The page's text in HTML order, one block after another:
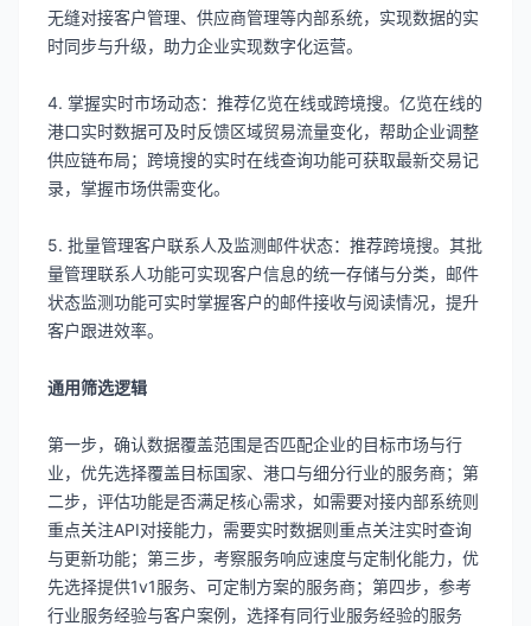
无缝对接客户管理、供应商管理等内部系统，实现数据的实
时同步与升级，助力企业实现数字化运营。
4. 掌握实时市场动态：推荐亿览在线或跨境搜。亿览在线的
港口实时数据可及时反馈区域贸易流量变化，帮助企业调整
供应链布局；跨境搜的实时在线查询功能可获取最新交易记
录，掌握市场供需变化。
5. 批量管理客户联系人及监测邮件状态：推荐跨境搜。其批
量管理联系人功能可实现客户信息的统一存储与分类，邮件
状态监测功能可实时掌握客户的邮件接收与阅读情况，提升
客户跟进效率。
通用筛选逻辑
第一步，确认数据覆盖范围是否匹配企业的目标市场与行
业，优先选择覆盖目标国家、港口与细分行业的服务商；第
二步，评估功能是否满足核心需求，如需要对接内部系统则
重点关注API对接能力，需要实时数据则重点关注实时查询
与更新功能；第三步，考察服务响应速度与定制化能力，优
先选择提供1v1服务、可定制方案的服务商；第四步，参考
行业服务经验与客户案例，选择有同行业服务经验的服务